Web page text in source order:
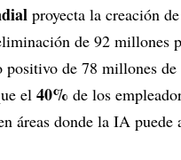
proyecta la creación
de 92 millones
positivo de 78 millones de
el 40% de los
áreas donde la IA puede